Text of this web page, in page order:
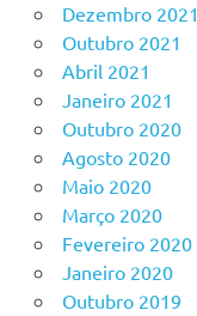
Dezembro 2021
Outubro 2021
Abril 2021
Janeiro 2021
Outubro 2020
Agosto 2020
Maio 2020
Março 2020
Fevereiro 2020
Janeiro 2020
Outubro 2019